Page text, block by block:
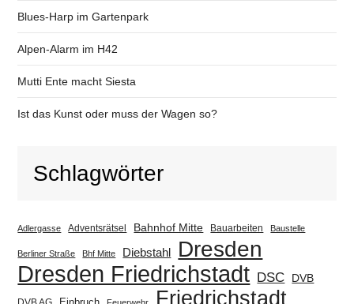
Blues-Harp im Gartenpark
Alpen-Alarm im H42
Mutti Ente macht Siesta
Ist das Kunst oder muss der Wagen so?
Schlagwörter
Adlergasse Adventsrätsel Bahnhof Mitte Bauarbeiten Baustelle
Berliner Straße Bhf Mitte Diebstahl Dresden
Dresden Friedrichstadt DSC DVB
Friedrichstadt